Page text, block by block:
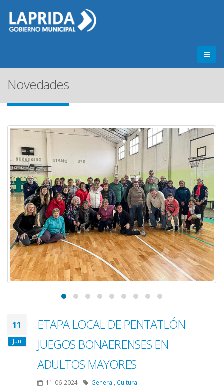
Novedades
11
Jun
ETAPA LOCAL DE PENTATLÓN
JUEGOS BONAERENSES EN
ADULTOS MAYORES
11-06-2024 General Cultura